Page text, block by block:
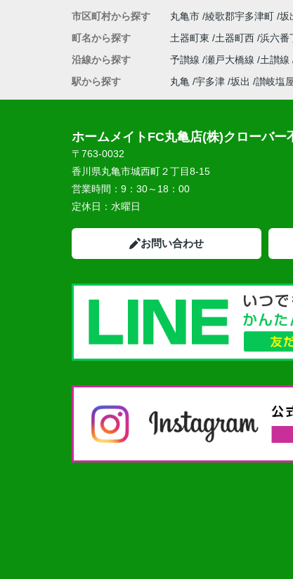
市区町村から探す 丸亀市 綾歌郡宇多津町 坂
町名から探す
土器町東 土器町西 浜六番
沿線から探す
予讃線 瀬戸大橋線 土讃線
駅から探す
丸亀 宇多津 坂出 讃岐塩
ホームメイトFC丸亀店(株)クローバー
〒763-0032
香川県丸亀市城西町２丁目8-15
営業時間： 9：30～18：00
定休日： 水曜日
お問い合わせ